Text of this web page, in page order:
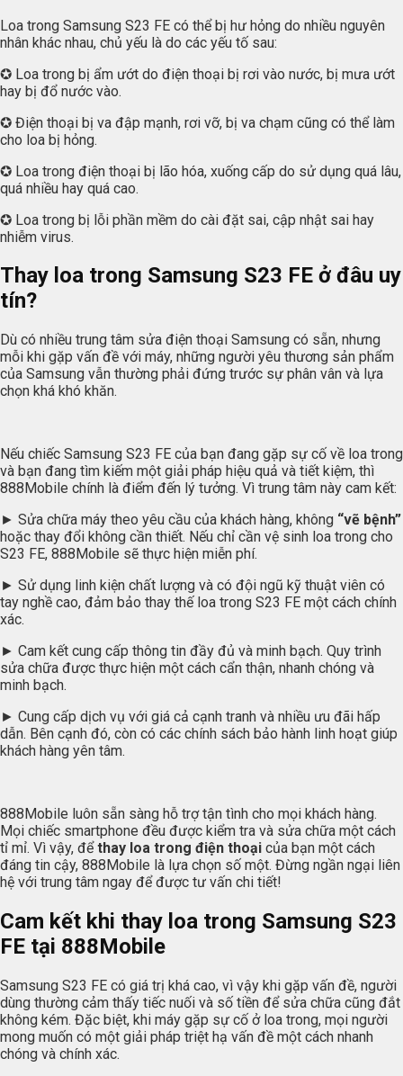
Loa trong Samsung S23 FE có thể bị hư hỏng do nhiều nguyên
nhân khác nhau, chủ yếu là do các yếu tố sau:
✪ Loa trong bị ẩm ướt do điện thoại bị rơi vào nước, bị mưa ướt
hay bị đổ nước vào.
✪ Điện thoại bị va đập mạnh, rơi vỡ, bị va chạm cũng có thể làm
cho loa bị hỏng.
✪ Loa trong điện thoại bị lão hóa, xuống cấp do sử dụng quá lâu,
quá nhiều hay quá cao.
✪ Loa trong bị lỗi phần mềm do cài đặt sai, cập nhật sai hay
nhiễm virus.
Thay loa trong Samsung S23 FE ở đâu uy
tín?
Dù có nhiều trung tâm sửa điện thoại Samsung có sẵn, nhưng
mỗi khi gặp vấn đề với máy, những người yêu thương sản phẩm
của Samsung vẫn thường phải đứng trước sự phân vân và lựa
chọn khá khó khăn.
Nếu chiếc Samsung S23 FE của bạn đang gặp sự cố về loa trong
và bạn đang tìm kiếm một giải pháp hiệu quả và tiết kiệm, thì
888Mobile chính là điểm đến lý tưởng. Vì trung tâm này cam kết:
► Sửa chữa máy theo yêu cầu của khách hàng, không “vẽ bệnh”
hoặc thay đổi không cần thiết. Nếu chỉ cần vệ sinh loa trong cho
S23 FE, 888Mobile sẽ thực hiện miễn phí.
► Sử dụng linh kiện chất lượng và có đội ngũ kỹ thuật viên có
tay nghề cao, đảm bảo thay thế loa trong S23 FE một cách chính
xác.
► Cam kết cung cấp thông tin đầy đủ và minh bạch. Quy trình
sửa chữa được thực hiện một cách cẩn thận, nhanh chóng và
minh bạch.
► Cung cấp dịch vụ với giá cả cạnh tranh và nhiều ưu đãi hấp
dẫn. Bên cạnh đó, còn có các chính sách bảo hành linh hoạt giúp
khách hàng yên tâm.
888Mobile luôn sẵn sàng hỗ trợ tận tình cho mọi khách hàng.
Mọi chiếc smartphone đều được kiểm tra và sửa chữa một cách
tỉ mỉ. Vì vậy, đểthay loa trong điện thoại của bạn một cách
đáng tin cậy, 888Mobile là lựa chọn số một. Đừng ngần ngại liên
hệ với trung tâm ngay để được tư vấn chi tiết!
Cam kết khi thay loa trong Samsung S23
FE tại 888Mobile
Samsung S23 FE có giá trị khá cao, vì vậy khi gặp vấn đề, người
dùng thường cảm thấy tiếc nuối và số tiền để sửa chữa cũng đắt
không kém. Đặc biệt, khi máy gặp sự cố ở loa trong, mọi người
mong muốn có một giải pháp triệt hạ vấn đề một cách nhanh
chóng và chính xác.